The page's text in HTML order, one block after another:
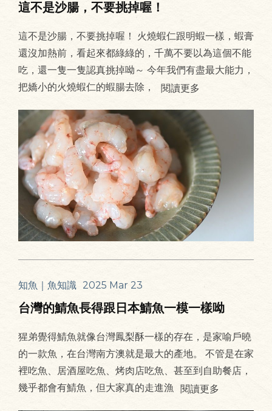
這不是沙腸，不要挑掉喔！
這不是沙腸，不要挑掉喔！ 火燒蝦仁跟明蝦一樣，蝦膏
還沒加熱前，看起來都綠綠的，千萬不要以為這個不能
吃，還一隻一隻認真挑掉呦～ 今年我們有盡最大能力，
把嬌小的火燒蝦仁的蝦腸去除，
閱讀更多
知魚｜魚知識 2025 Mar 23
台灣的鯖魚長得跟日本鯖魚一模一樣呦
猩弟覺得鯖魚就像台灣鳳梨酥一樣的存在，是家喻戶曉
的一款魚，在台灣南方澳就是最大的產地。 不管是在家
裡吃魚、居酒屋吃魚、烤肉店吃魚、甚至到自助餐店，
幾乎都會有鯖魚，但大家真的走進漁 閱讀更多